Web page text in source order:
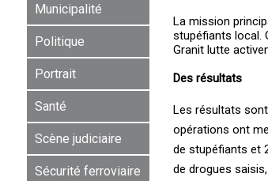
Municipalité
Politique
Portrait
Santé
Scène judiciaire
Sécurité ferroviaire
La mission
stupéfiants local.
Granit lutte
Des résultats
Les résultats
opérations ont
de stupéfiants et
de drogues